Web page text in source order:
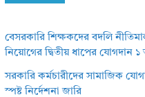
বেসরকারি শিক্ষকদের বদলি
নিয়োগের দ্বিতীয় ধাপের যোগদান ১
সরকারি কর্মচারীদের সামাজিক
স্পষ্ট নির্দেশনা জারি